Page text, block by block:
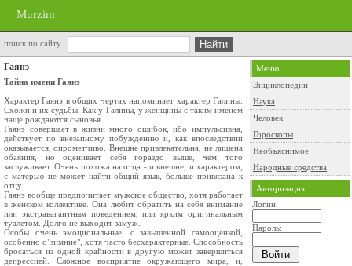
Murzim
поиск по сайту
Гаянэ
Тайна имени Гаянэ
Характер Гаянэ в общих чертах напоминает характер Галины.
Схожи и их судьбы. Как у Галины, у женщины с таким именем
чаще рождаются сыновья.
Гаянэ совершает в жизни много ошибок, ибо импульсивна,
действует по внезапному побуждению и, как впоследствии
оказывается, опрометчиво. Внешне привлекательна, не лишена
обаяния, но оценивает себя гораздо выше, чем того
заслуживает. Очень похожа на отца - и внешне, и характером;
с матерью не может найти общий язык, больше привязана к
отцу.
Гаянэ вообще предпочитает мужское общество, хотя работает
в женском коллективе. Она любит обратить на себя внимание
или экстравагантным поведением, или ярким оригинальным
туалетом. Долго не выходит замуж.
Особы очень эмоциональные, с завышенной самооценкой,
особенно o"зимние", хотя часто бесхарактерные. Способность
бросаться из одной крайности в другую может завершиться
депрессией. Сложное восприятие окружающего мира, и,
Меню
Энциклопедии
Наука
Человек
Гороскопы
Необъяснимое
Народные средства
Авторизация
Логин:
Пароль: